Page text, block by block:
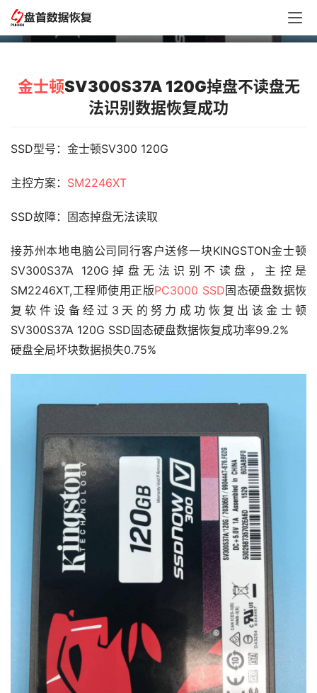
数据恢复成功
金士顿SV300S37A 120G掉盘不读盘无
法识别数据恢复成功
SSD型号：金士顿SV300 120G
主控方案： SM2246XT
SSD故障：固态掉盘无法读取
接苏州本地电脑公司同行客户送修一块KINGSTON金士顿
SV300S37A 120G掉盘无法识别不读盘，主控是
SM2246XT,工程师使用正版PC3000 SSD固态硬盘数据恢
复软件设备经过3天的努力成功恢复出该金士顿
SV300S37A 120G SSD固态硬盘数据恢复成功率99.2%
硬盘全局坏块数据损失0.75%